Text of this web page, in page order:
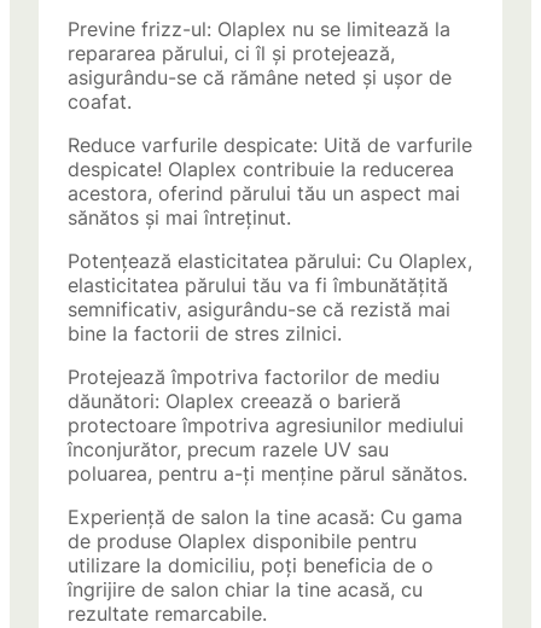
Previne frizz-ul: Olaplex nu se limitează la
repararea părului, ci îl și protejează,
asigurându-se că rămâne neted și ușor de
coafat.
Reduce varfurile despicate: Uită de varfurile
despicate! Olaplex contribuie la reducerea
acestora, oferind părului tău un aspect mai
sănătos și mai întreținut.
Potențează elasticitatea părului: Cu Olaplex,
elasticitatea părului tău va fi îmbunătățită
semnificativ, asigurându-se că rezistă mai
bine la factorii de stres zilnici.
Protejează împotriva factorilor de mediu
dăunători: Olaplex creează o barieră
protectoare împotriva agresiunilor mediului
înconjurător, precum razele UV sau
poluarea, pentru a-ți menține părul sănătos.
Experiență de salon la tine acasă: Cu gama
de produse Olaplex disponibile pentru
utilizare la domiciliu, poți beneficia de o
îngrijire de salon chiar la tine acasă, cu
rezultate remarcabile.